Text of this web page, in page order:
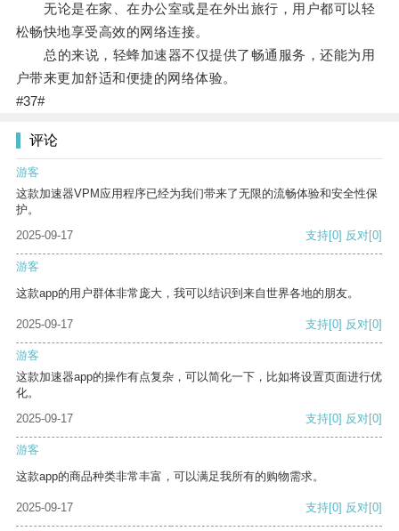
无论是在家、在办公室或是在外出旅行，用户都可以轻
松畅快地享受高效的网络连接。
总的来说，轻蜂加速器不仅提供了畅通服务，还能为用
户带来更加舒适和便捷的网络体验。
#37#
评论
游客
这款加速器VPM应用程序已经为我们带来了无限的流畅体验和安全性保
护。
2025-09-17
支持[0] 反对[0]
游客
这款app的用户群体非常庞大，我可以结识到来自世界各地的朋友。
2025-09-17 支持[0] 反对[0]
游客
这款加速器app的操作有点复杂，可以简化一下，比如将设置页面进行优
化。
2025-09-17
支持[0] 反对[0]
游客
这款app的商品种类非常丰富，可以满足我所有的购物需求。
2025-09-17 支持[0] 反对[0]